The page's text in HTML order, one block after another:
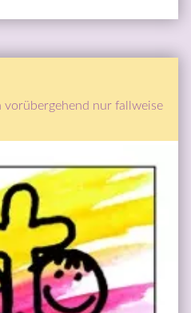
vorübergehend nur fallweise